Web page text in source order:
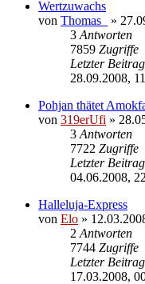
Wertzuwachs
von Thomas_ »
3 Antworten
7859 Zugriffe
Letzter Beitrag
28.09.2008,
Pohjan thätet
von 319erUfi »
3 Antworten
7722 Zugriffe
Letzter Beitrag
04.06.2008,
Halleluja-Express
von Elo »
2 Antworten
7744 Zugriffe
Letzter Beitrag
17.03.2008,